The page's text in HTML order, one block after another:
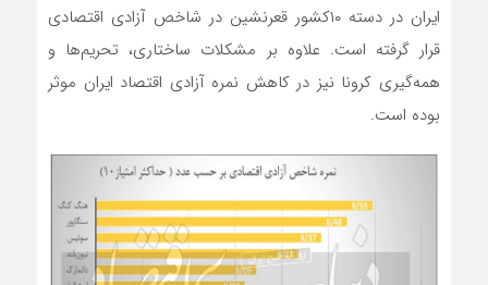
ایران در دسته ۱۰کشور قعرنشین در شاخص آزادی اقتصادی
قرار گرفته است. علاوه بر مشکلات ساختاری، تحریم‌ها و
همه‌گیری کرونا نیز در کاهش نمره آزادی اقتصاد ایران موثر
بوده است.